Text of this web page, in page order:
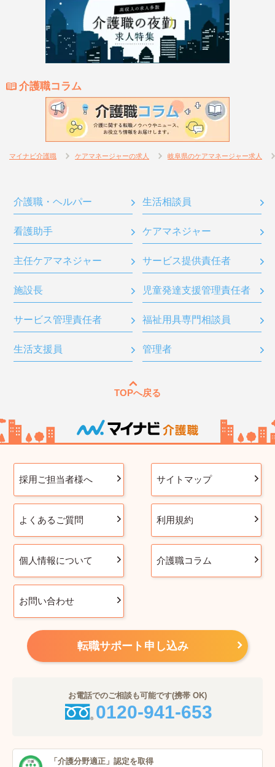
介護職コラム
マイナビ介護職 ケアマネージャーの求人 岐阜県のケアマネージャー求人
介護職・ヘルパー 生活相談員
看護助手 ケアマネジャー
主任ケアマネジャー サービス提供責任者
施設長 児童発達支援管理責任者
サービス管理責任者 福祉用具専門相談員
生活支援員 管理者
TOPへ戻る
採用ご担当者様へ サイトマップ
よくあるご質問 利用規約
個人情報について 介護職コラム
お問い合わせ
転職サポート申し込み
お電話でのご相談も可能です(携帯 OK)
0120-941-653
「介護分野適正」 認定を取得